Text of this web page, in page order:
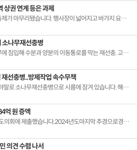
상권 연계 등은 과제
(남) 진주의 가을을 밝혔던 10월 축제가 마무리됐습니다. 행사장이 넓어지고 바가지 요금 등 기존에 제기됐던 문제가 일부 해소되면서 관광객들의 만족도를 높였다는 성과가 눈에 띕니다. (여) 하지만 이용 편의성과 지역 경제 활성화 측면에서는 아직 해결해야할 부분들이 남아있습니다. 김연준 기자의 보도입니다. 【 기자 】남강에 설...
나무재선충병
하늘소 등 곤충에 기생하다 소나무에 침입해 수분과 양분의 이동통로를 막는 재선충. 고사는 물론이고 산지 전체를 초토화 시키는데요. 확산속도가 워낙 빠르다보니 피해 규모도 광범위할 수밖에 없습니다. 우리 지역에서도 쉽게 그 피해가 목격되고 있는데요. 김동엽기자가 보도합니다. 【 기자 】푸르러야 할 산 곳곳에 붉게 물든 나무가 보입니다.언뜻 가을 단...
선충병..방제작업 속수무책
앞서 보신 것 처럼 경남의 숲은 그야말로 소나무재선충병으로 시름에 잠겨 있습니다. 해안가나 무인도 역시 상황은 마찬가집니다. 접근이 어렵고 사고 위험이 있다보니 방제작업이 쉽지 않다고 합니다. 보도에 강진성기잡니다.【 기자 】사천시 서포면 다맥마을 입구입니다.소나무 반출을 금지한다는표지판이 보입니다.산 곳곳엔 재선충병에 감염된 것으로 보이는소나무가 눈에...
억 원 증액
제2회 경남도 추가경정예산안이 도의회에 제출했습니다.2024년도마지막 추경으로경남도는 2,084억 원 증액한총 12조 9,666억 원을올해 예산으로 반영했습니다.이번 추경안은복지 사각지대 해소와민생경제 안정사업에초점이 맞춰졌으며 다음달 열리는 도의회 정례회에서 심의될 예정입니다.
의견 수렴 나서